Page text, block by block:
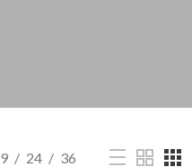
9 24 36